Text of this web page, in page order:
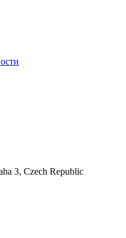
3, Czech Republic